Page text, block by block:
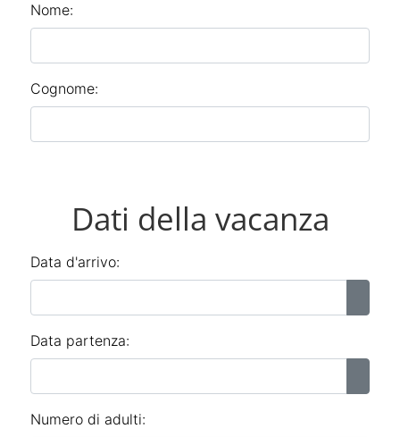
Nome:
Cognome:
Dati della vacanza
Data d'arrivo:
Data partenza:
Numero di adulti: